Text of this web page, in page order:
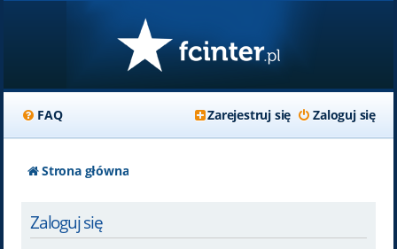
FAQ Zaloguj się
Zarejestruj się
Strona główna
Zaloguj się